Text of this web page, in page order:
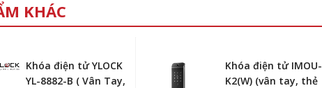
KHÁC
Khóa điện tử YLOCK
YL-8882-B ( Vân Tay,
Khóa điện tử IMOU-
K2(W) (vân tay, thẻ